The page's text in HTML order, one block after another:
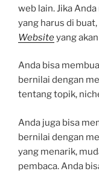
web lain. Jika
yang harus di
Websiteyang
Anda bisa
bernilai dengan
tentang topik,
Anda juga bisa
bernilai dengan
yang menarik,
pembaca. Anda